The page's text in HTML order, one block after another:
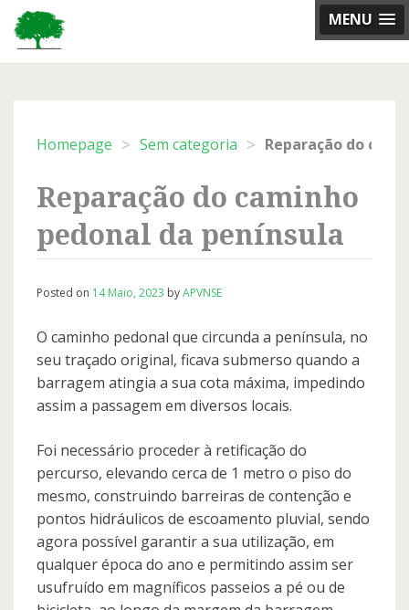
MENU
Skip
content
Homepage > Sem categoria >
Reparação do caminho
pedonal da península
Posted on 14 Maio, 2023 byAPVNSE
O caminho pedonal que circunda a península, no
seu traçado original, ficava submerso quando a
barragem atingia a sua cota máxima, impedindo
assim a passagem em diversos locais.
Foi necessário proceder à retificação do
percurso, elevando cerca de 1 metro o piso do
mesmo, construindo barreiras de contenção e
pontos hidráulicos de escoamento pluvial, sendo
agora possível garantir a sua utilização, em
qualquer época do ano e permitindo assim ser
usufruído em magníficos passeios a pé ou de